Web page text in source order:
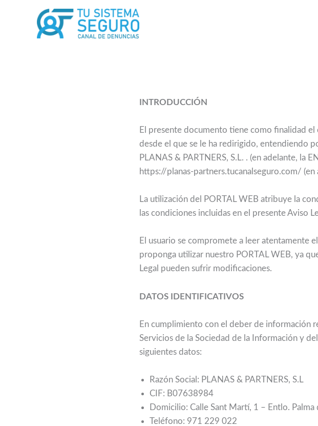
contenido
INTRODUCCIÓN
El presente documento tiene como finalidad el
desde el que se le ha redirigido, entendiendo
PLANAS & PARTNERS, S.L. . (en adelante, la
https://planas-partners.tucanalseguro.com/ (en
La utilización del PORTAL WEB atribuye la
las condiciones incluidas en el presente Aviso
El usuario se compromete a leer atentamente
proponga utilizar nuestro PORTAL WEB, ya
Legal pueden sufrir modificaciones.
DATOS IDENTIFICATIVOS
En cumplimiento con el deber de información
Servicios de la Sociedad de la Información y
siguientes datos:
Razón Social: PLANAS & PARTNERS, S.L
CIF: B07638984
Domicilio: Calle Sant Martí, 1 – Entlo. Palma
Teléfono: 971 229 022